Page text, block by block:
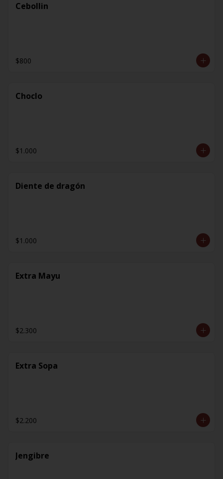
Cebollin
$800
Choclo
$1.000
Diente de dragón
$1.000
Extra Mayu
$2.300
Extra Sopa
$2.200
Jengibre